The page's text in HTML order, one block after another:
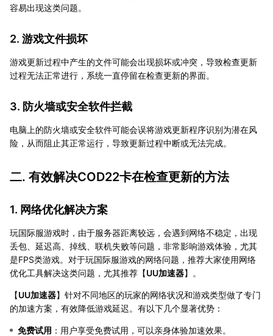
容易出现这类问题。
2. 游戏文件损坏
游戏更新过程中产生的文件可能会出现损坏或冲突，导致检查更新
过程无法正常进行，系统一直停留在检查更新的界面。
3. 防火墙或安全软件拦截
电脑上的防火墙或安全软件可能会误将游戏更新程序识别为潜在风
险，从而阻止其正常运行，导致更新过程中断或无法完成。
二. 有效解决COD22卡在检查更新的方法
1. 网络优化解决方案
玩国际服游戏时，由于服务器距离较远，会遇到网络不稳定，出现
丢包、延迟高、掉线、联机失败等问题，非常影响游戏体验，尤其
是FPS类游戏。对于玩国际服游戏的网络问题，推荐大家使用网络
优化工具解决这类问题，尤其推荐【UU加速器】。
【UU加速器】针对不同地区的玩家的网络状况和游戏类型做了专门
的加速方案，有效降低游戏延迟。有以下几个显著优势：
免费试用 ：用户享受免费试用，可以亲身体验加速效果。